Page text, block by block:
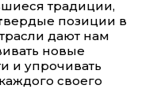
традиции,
вердые позиции в
дают нам
новые
и упрочивать
своего